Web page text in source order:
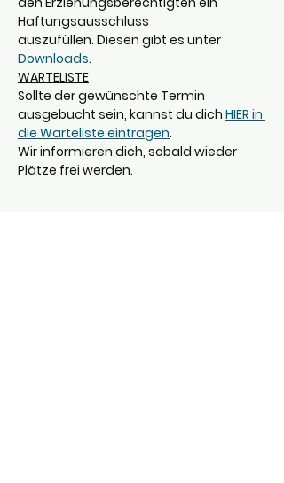
Haftungsausschluss
auszufüllen. Diesen gibt es unter
Downloads.
WARTELISTE
Sollte der gewünschte Termin
ausgebucht sein, kannst du dich HIER in
die Warteliste eintragen.
Wir informieren dich, sobald wieder
Plätze frei werden.